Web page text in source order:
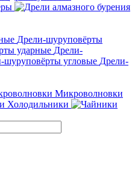
Дрели-шуруповёрты
Дрели-
Дрели-
Микроволновки
Холодильники